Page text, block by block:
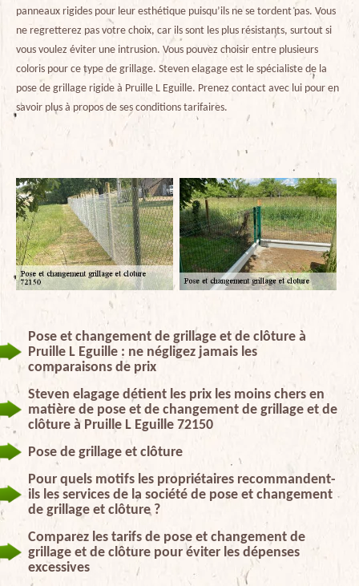
panneaux rigides pour leur esthétique puisqu’ils ne se tordent pas. Vous
ne regretterez pas votre choix, car ils sont les plus résistants, surtout si
vous voulez éviter une intrusion. Vous pouvez choisir entre plusieurs
coloris pour ce type de grillage. Steven elagage est le spécialiste de la
pose de grillage rigide à Pruille L Eguille. Prenez contact avec lui pour en
savoir plus à propos de ses conditions tarifaires.
Pose et changement de grillage et de clôture à
Pruille L Eguille : ne négligez jamais les
comparaisons de prix
Steven elagage détient les prix les moins chers en
matière de pose et de changement de grillage et de
clôture à Pruille L Eguille 72150
Pose de grillage et clôture
Pour quels motifs les propriétaires recommandent-
ils les services de la société de pose et changement
de grillage et clôture ?
Comparez les tarifs de pose et changement de
grillage et de clôture pour éviter les dépenses
excessives